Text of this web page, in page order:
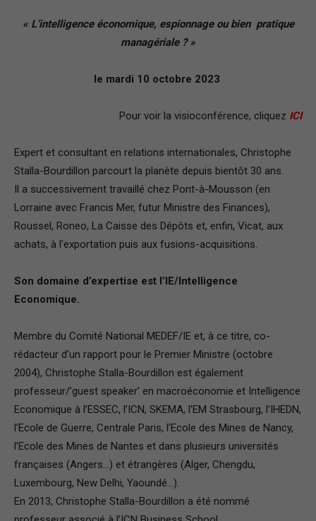
de-
France
« L’intelligence économique, espionnage ou bien pratique
managériale ? »
le mardi 10 octobre 2023
Pour voir la visioconférence, cliquez ICI
Expert et consultant en relations internationales, Christophe
Stalla-Bourdillon parcourt la planète depuis bientôt 30 ans.
Il a successivement travaillé chez Pont-à-Mousson (en
Lorraine avec Francis Mer, futur Ministre des Finances),
Roussel, Roneo, La Caisse des Dépôts et, enfin, Vicat, aux
achats, à l’exportation puis aux fusions-acquisitions.
Son domaine d’expertise est l’IE/Intelligence
Economique.
Membre du Comité National MEDEF/IE et, à ce titre, co-
rédacteur d’un rapport pour le Premier Ministre (octobre
2004), Christophe Stalla-Bourdillon est également
professeur/’guest speaker’ en macroéconomie et Intelligence
Economique à l’ESSEC, l’ICN, SKEMA, l’EM Strasbourg, l’IHEDN,
l’Ecole de Guerre, Centrale Paris, l’Ecole des Mines de Nancy,
l’Ecole des Mines de Nantes et dans plusieurs universités
françaises (Angers…) et étrangères (Alger, Chengdu,
Luxembourg, New Delhi, Yaoundé…).
En 2013, Christophe Stalla-Bourdillon a été nommé